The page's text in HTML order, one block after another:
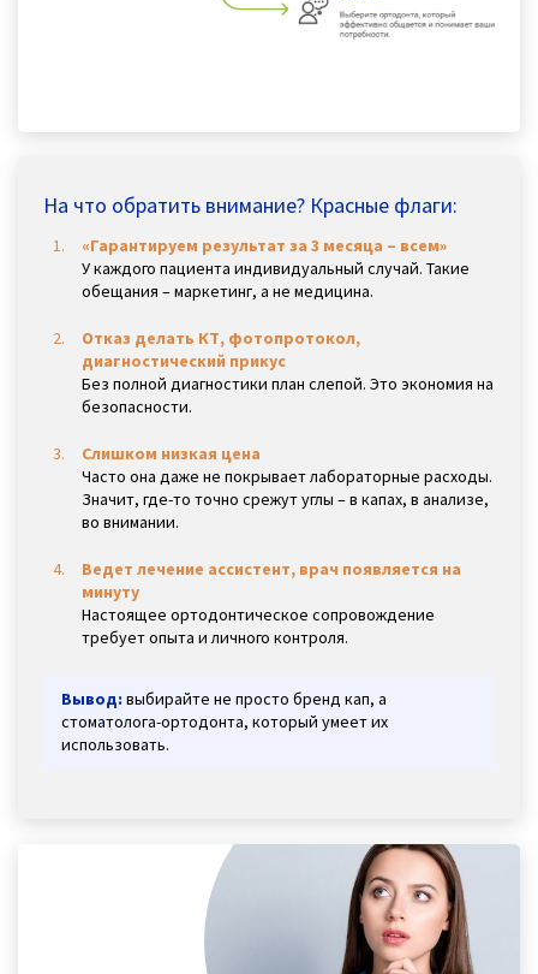
На что обратить внимание? Красные флаги:
«Гарантируем результат за 3 месяца – всем»
У каждого пациента индивидуальный случай. Такие
обещания – маркетинг, а не медицина.
Отказ делать КТ, фотопротокол,
диагностический прикус
Без полной диагностики план слепой. Это экономия на
безопасности.
Слишком низкая цена
Часто она даже не покрывает лабораторные расходы.
Значит, где-то точно срежут углы – в капах, в анализе,
во внимании.
Ведет лечение ассистент, врач появляется на
минуту
Настоящее ортодонтическое сопровождение
требует опыта и личного контроля.
Вывод: выбирайте не просто бренд кап, а
стоматолога-ортодонта, который умеет их
использовать.